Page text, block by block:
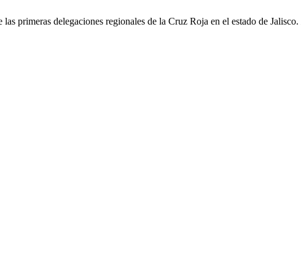
primeras delegaciones regionales de la Cruz Roja en el estado de Jalisco.